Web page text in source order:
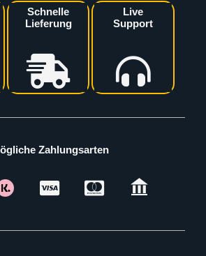
Schnelle
Lieferung
Live
Support
Zahlungsarten